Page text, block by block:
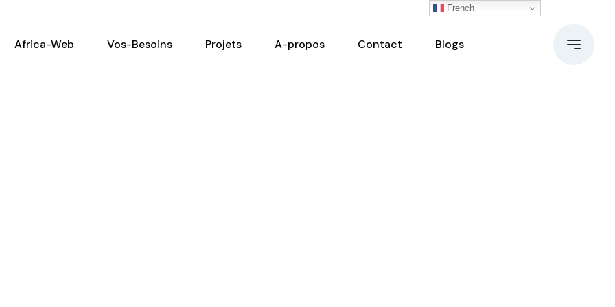
Africa-Web Vos-Besoins Projets A-propos Contact Blogs
French